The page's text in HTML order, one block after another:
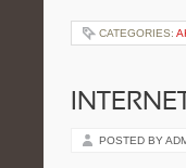
CATEGORIES:
POSTED BY